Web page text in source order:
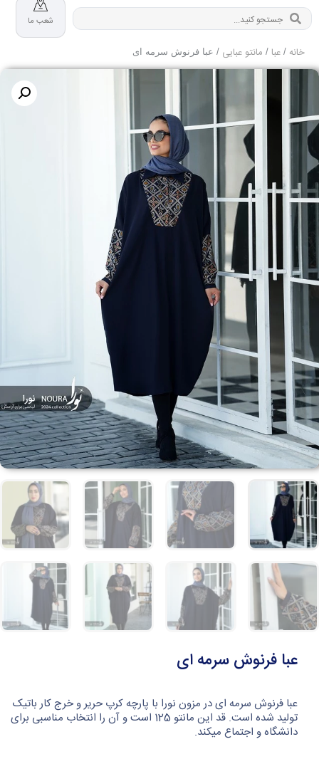
شعب ما
خانه / عبا / مانتو عبایی / عبا فرنوش سرمه ای
عبا فرنوش سرمه ای
عبا فرنوش سرمه ای در مزون نورا با پارچه کرپ حریر و خرج کار باتیک
تولید شده است. قد این مانتو 125 است و آن را انتخاب مناسبی برای
دانشگاه و اجتماع میکند.